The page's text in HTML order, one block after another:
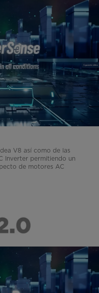
V8 así como de las
Inverter permitiendo un
de motores AC